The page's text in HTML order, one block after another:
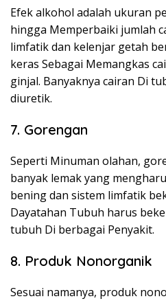
Efek alkohol adalah ukuran
hingga Memperbaiki jumlah
limfatik dan kelenjar getah
keras Sebagai Memangkas
ginjal. Banyaknya cairan Di
diuretik.
7. Gorengan
Seperti Minuman olahan,
banyak lemak yang
bening dan sistem limfatik
Dayatahan Tubuh harus
tubuh Di berbagai Penyakit.
8. Produk Nonorganik
Sesuai namanya, produk